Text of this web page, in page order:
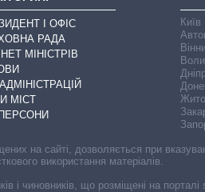
І ОФІС
РАДА
МІНІСТРІВ
МІСТ
Київ
на сайті, дозволяється при
використання матеріалів.
і чиновників, що розміщені на